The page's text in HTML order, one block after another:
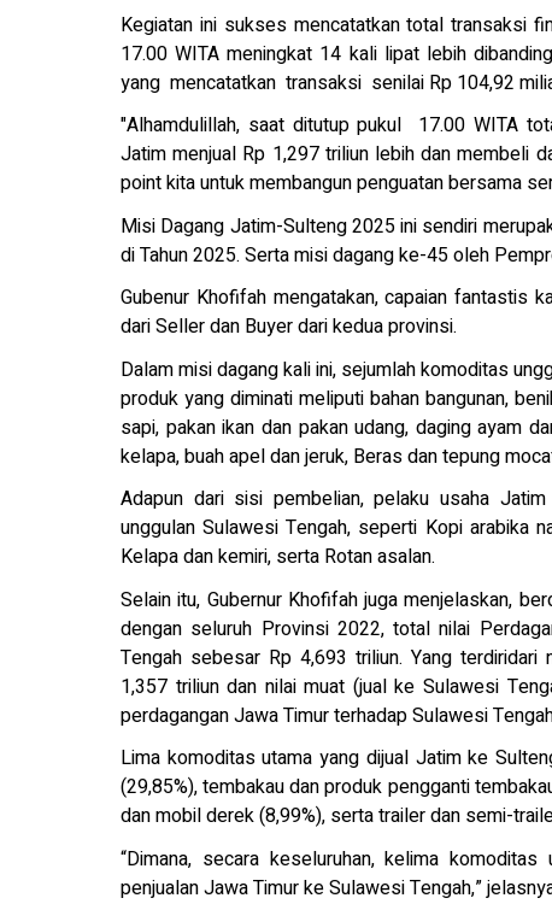
Kegiatan ini sukses mencatatkan total transaksi
17.00 WITA meningkat 14 kali lipat lebih
yang mencatatkan transaksi senilai Rp 104,92
"Alhamdulillah, saat ditutup pukul 17.00 WITA
Jatim menjual Rp 1,297 triliun lebih dan membeli
point kita untuk membangun penguatan bersama
Misi Dagang Jatim-Sulteng 2025 ini sendiri
di Tahun 2025. Serta misi dagang ke-45 oleh
Gubenur Khofifah mengatakan, capaian fantastis
dari Seller dan Buyer dari kedua provinsi.
Dalam misi dagang kali ini, sejumlah komoditas
produk yang diminati meliputi bahan bangunan,
sapi, pakan ikan dan pakan udang, daging ayam
kelapa, buah apel dan jeruk, Beras dan tepung
Adapun dari sisi pembelian, pelaku usaha
unggulan Sulawesi Tengah, seperti Kopi arabika
Kelapa dan kemiri, serta Rotan asalan.
Selain itu, Gubernur Khofifah juga menjelaskan,
dengan seluruh Provinsi 2022, total nilai
Tengah sebesar Rp 4,693 triliun. Yang
1,357 triliun dan nilai muat (jual ke Sulawesi
perdagangan Jawa Timur terhadap Sulawesi
Lima komoditas utama yang dijual Jatim ke
(29,85%), tembakau dan produk pengganti
dan mobil derek (8,99%), serta trailer dan semi-
“Dimana, secara keseluruhan, kelima
penjualan Jawa Timur ke Sulawesi Tengah,”